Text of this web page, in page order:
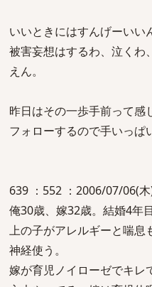
いいときにはすんげーいい
被害妄想はするわ、泣くわ
えん。
昨日はその一歩手前って感
フォローするので手いっぱ
639 ：552 ：2006/07/06(
俺30歳、嫁32歳。結婚4年目
上の子がアレルギーと喘息
神経使う。
嫁が育児ノイローゼでキレ